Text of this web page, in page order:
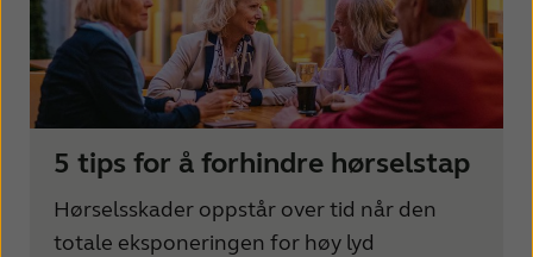
Türkçe United Kingdom
United States Österreich
日本
5 tips for å forhindre hørselstap
Hørselsskader oppstår over tid når den
totale eksponeringen for høy lyd